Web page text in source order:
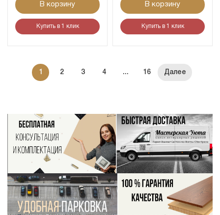
В корзину
Купить в 1 клик
В корзину
Купить в 1 клик
1 2 3 4 ... 16